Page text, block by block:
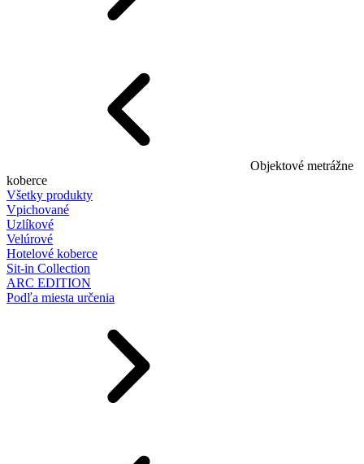
Objektové metrážne
koberce
Všetky produkty
Vpichované
Uzlíkové
Velúrové
Hotelové koberce
Sit-in Collection
ARC EDITION
Podľa miesta určenia